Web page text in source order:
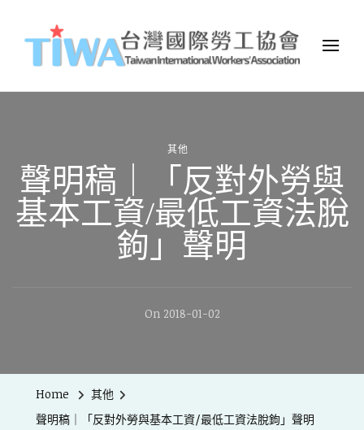
TIWA台灣國際勞工協會
台灣國際勞工協會（Taiwan International Workers
Association，簡稱TIWA），是全台第一個以國際移工為服務對象的
其他
聲明稿｜「反對外勞與
基本工資/最低工資法脫
鉤」聲明
On 2018-01-02
Home
其他
聲明稿｜「反對外勞與基本工資/最低工資法脫鉤」聲明